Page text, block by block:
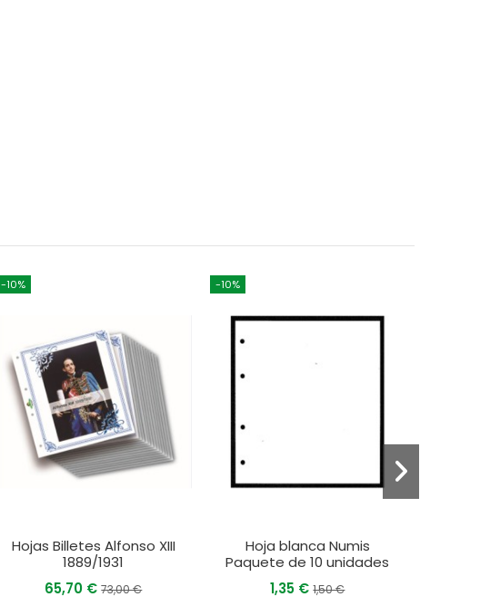
-10%
Hojas Billetes Alfonso XIII
1889/1931
65,70 €73,00 €
-10%
Hoja blanca Numis
Paquete de 10 unidades
1,35 €1,50 €